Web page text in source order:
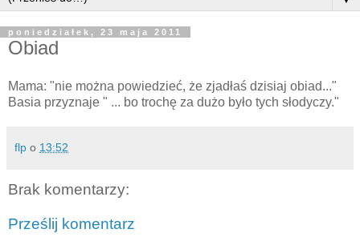
poniedziałek, 23 maja 2011
Obiad
Mama: "nie można powiedzieć, że zjadłaś dzisiaj obiad..."
Basia przyznaje " ... bo trochę za dużo było tych słodyczy."
flp o 13:52
Brak komentarzy:
Prześlij komentarz